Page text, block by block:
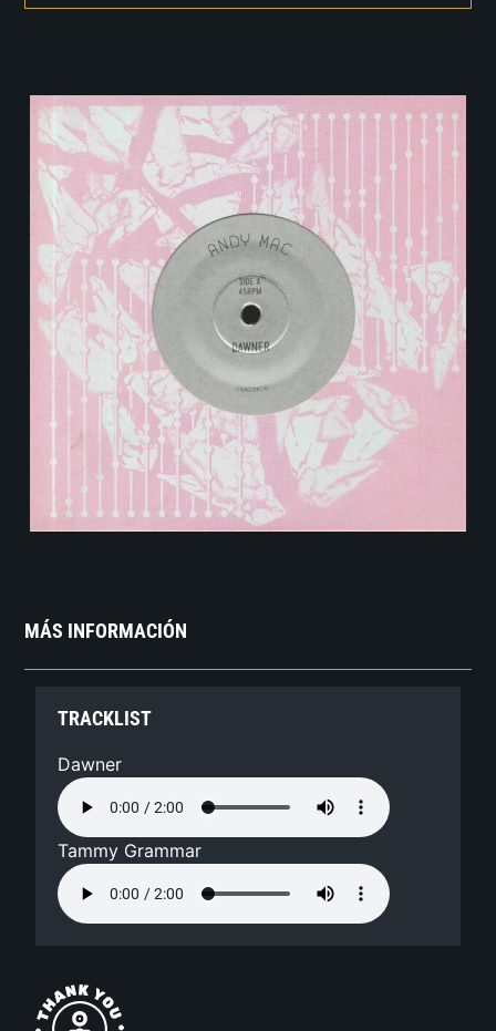
MÁS INFORMACIÓN
TRACKLIST
Dawner
Tammy Grammar